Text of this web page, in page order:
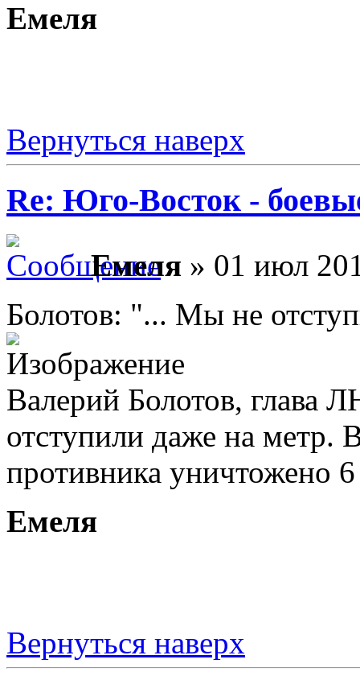
Емеля
Вернуться наверх
Re: Юго-Восток -
Емеля » 01 июл
Болотов: "... Мы не
Валерий Болотов, глава
отступили даже на метр.
противника уничтожено
Емеля
Вернуться наверх